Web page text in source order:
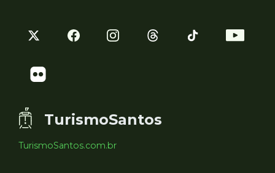
TurismoSantos
TurismoSantos.com.br